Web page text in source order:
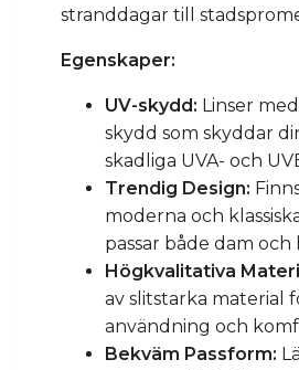
stranddagar till
Egenskaper:
UV-skydd: Linser
skydd som skyddar
skadliga UVA- och
Trendig Design:
moderna och
passar både dam och
Högkvalitativa
av slitstarka material
användning och
Bekväm Passform: